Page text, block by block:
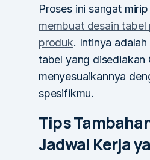
Proses ini sangat
membuat desain tabel
produk. Intinya
tabel yang disediakan
menyesuaikannya
spesifikmu.
Tips
Jadwal Kerja